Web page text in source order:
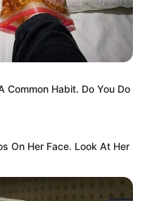
Common Habit. Do You Do
On Her Face. Look At Her